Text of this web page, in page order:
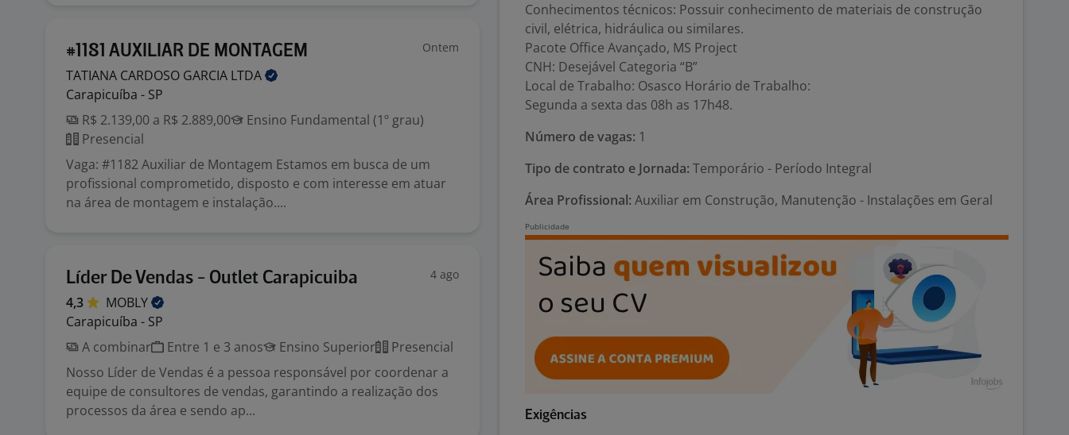
#1181 AUXILIAR DE MONTAGEM Ontem
TATIANA CARDOSO GARCIA LTDA
Carapicuíba - SP
R$ 2.139,00 a R$ 2.889,00
Ensino Fundamental (1º grau)
Presencial
Vaga: #1182 Auxiliar de Montagem Estamos em busca de um
profissional comprometido, disposto e com interesse em atuar
na área de montagem e instalação....
Líder De Vendas - Outlet Carapicuiba 4 ago
4,3
MOBLY
Carapicuíba - SP
A combinar
Entre 1 e 3 anos Ensino Superior
Presencial
Nosso Líder de Vendas é a pessoa responsável por coordenar a
equipe de consultores de vendas, garantindo a realização dos
processos da área e sendo ap...
Conhecimentos técnicos: Possuir conhecimento de materiais de construção
civil, elétrica, hidráulica ou similares.
Pacote Office Avançado, MS Project
CNH: Desejável Categoria “B”
Local de Trabalho: Osasco Horário de Trabalho:
Segunda a sexta das 08h as 17h48.
Número de vagas: 1
Tipo de contrato e Jornada: Temporário - Período Integral
Área Profissional: Auxiliar em Construção, Manutenção - Instalações em Geral
Exigências